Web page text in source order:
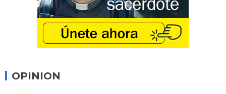
OPINION